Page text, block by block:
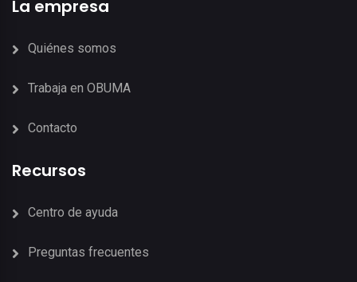
La empresa
Quiénes somos
Trabaja en OBUMA
Contacto
Recursos
Centro de ayuda
Preguntas frecuentes